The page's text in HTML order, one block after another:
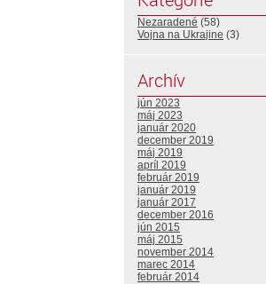
Nezaradené (58)
Vojna na Ukrajine (3)
Archív
jún 2023
máj 2023
január 2020
december 2019
máj 2019
apríl 2019
február 2019
január 2019
január 2017
december 2016
jún 2015
máj 2015
november 2014
marec 2014
február 2014